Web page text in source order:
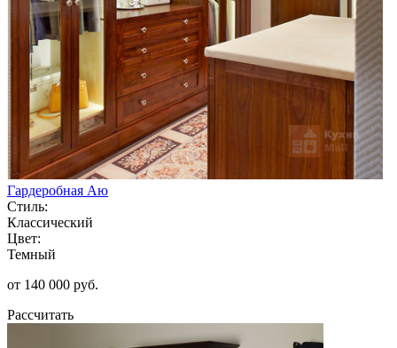
Гардеробная Аю
Стиль:
Классический
Цвет:
Темный
от 140 000 руб.
Рассчитать